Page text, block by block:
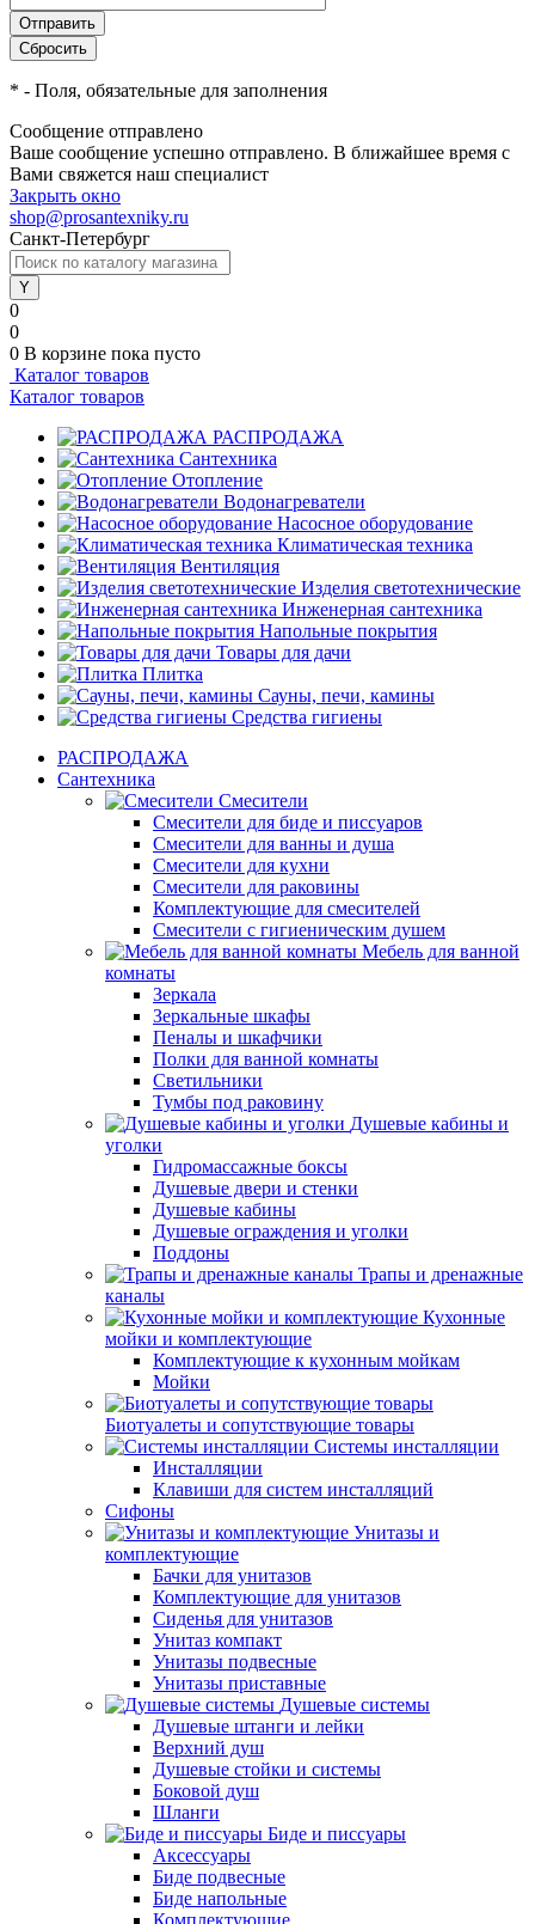
* - Поля, обязательные для заполнения
Сообщение отправлено
Ваше сообщение успешно отправлено. В ближайшее время с
Вами свяжется наш специалист
Закрыть окно
shop@prosantexniky.ru
Санкт-Петербург
0
0
0 В корзине пока пусто
Каталог товаров
Каталог товаров
РАСПРОДАЖА
Сантехника
Отопление
Водонагреватели
Насосное оборудование
Климатическая техника
Вентиляция
Изделия светотехнические
Инженерная сантехника
Напольные покрытия
Товары для дачи
Плитка
Сауны, печи, камины
Средства гигиены
РАСПРОДАЖА
Сантехника
Смесители
Смесители для биде и писсуаров
Смесители для ванны и душа
Смесители для кухни
Смесители для раковины
Комплектующие для смесителей
Смесители с гигиеническим душем
Мебель для ванной
комнаты
Зеркала
Зеркальные шкафы
Пеналы и шкафчики
Полки для ванной комнаты
Светильники
Тумбы под раковину
Душевые кабины и
уголки
Гидромассажные боксы
Душевые двери и стенки
Душевые кабины
Душевые ограждения и уголки
Поддоны
Трапы и дренажные
каналы
Кухонные
мойки и комплектующие
Комплектующие к кухонным мойкам
Мойки
Биотуалеты и сопутствующие товары
Системы инсталляции
Инсталляции
Клавиши для систем инсталляций
Сифоны
Унитазы и
комплектующие
Бачки для унитазов
Комплектующие для унитазов
Сиденья для унитазов
Унитаз компакт
Унитазы подвесные
Унитазы приставные
Душевые системы
Душевые штанги и лейки
Верхний душ
Душевые стойки и системы
Боковой душ
Шланги
Биде и писсуары
Аксессуары
Биде подвесные
Биде напольные
Комплектующие